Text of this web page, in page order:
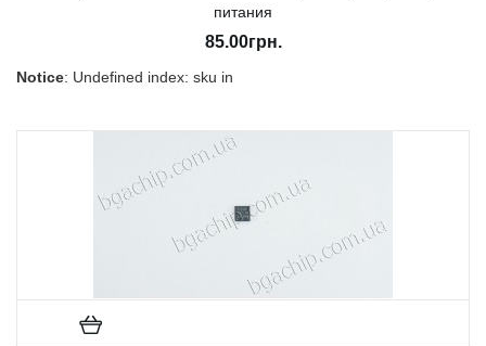
питания
85.00грн.
Notice: Undefined index: sku in